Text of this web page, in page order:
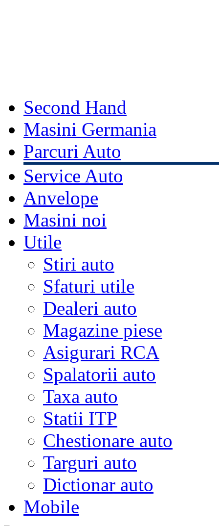
Second Hand
Masini Germania
Parcuri Auto
Service Auto
Anvelope
Masini noi
Utile
Stiri auto
Sfaturi utile
Dealeri auto
Magazine piese
Asigurari RCA
Spalatorii auto
Taxa auto
Statii ITP
Chestionare auto
Targuri auto
Dictionar auto
Mobile